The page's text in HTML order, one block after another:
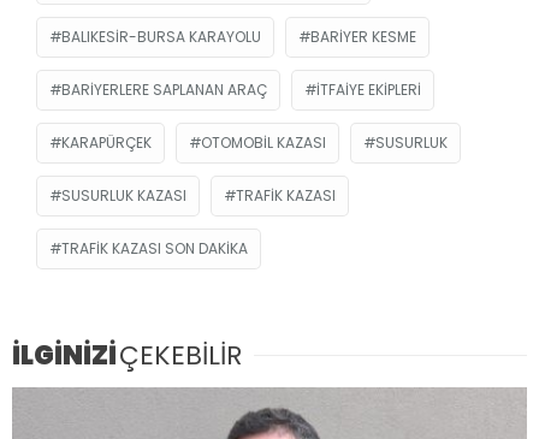
BALIKESIR-BURSA KARAYOLU BARIYER KESME
BARIYERLERE SAPLANAN ARAÇ ITFAIYE EKIPLERI
KARAPÜRÇEK OTOMOBIL KAZASI SUSURLUK
SUSURLUK KAZASI TRAFIK KAZASI
TRAFIK KAZASI SON DAKIKA
İLGİNİZİÇEKEBİLİR